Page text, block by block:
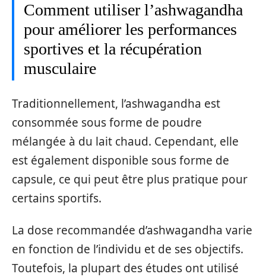
Comment utiliser l’ashwagandha
pour améliorer les performances
sportives et la récupération
musculaire
Traditionnellement, l’ashwagandha est
consommée sous forme de poudre
mélangée à du lait chaud. Cependant, elle
est également disponible sous forme de
capsule, ce qui peut être plus pratique pour
certains sportifs.
La dose recommandée d’ashwagandha varie
en fonction de l’individu et de ses objectifs.
Toutefois, la plupart des études ont utilisé